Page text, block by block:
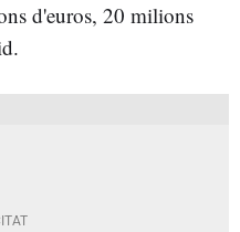
d'euros, 20 milions